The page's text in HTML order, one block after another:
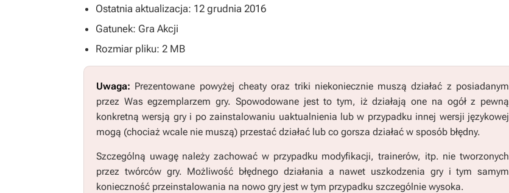
Ostatnia aktualizacja: 12 grudnia 2016
Gatunek: Gra Akcji
Rozmiar pliku: 2 MB
Uwaga: Prezentowane powyżej cheaty oraz triki niekoniecznie muszą działać z posiadanym
przez Was egzemplarzem gry. Spowodowane jest to tym, iż działają one na ogół z pewną
konkretną wersją gry i po zainstalowaniu uaktualnienia lub w przypadku innej wersji językowej
mogą (chociaż wcale nie muszą) przestać działać lub co gorsza działać w sposób błędny.
Szczególną uwagę należy zachować w przypadku modyfikacji, trainerów, itp. nie tworzonych
przez twórców gry. Możliwość błędnego działania a nawet uszkodzenia gry i tym samym
konieczność przeinstalowania na nowo gry jest w tym przypadku szczególnie wysoka.